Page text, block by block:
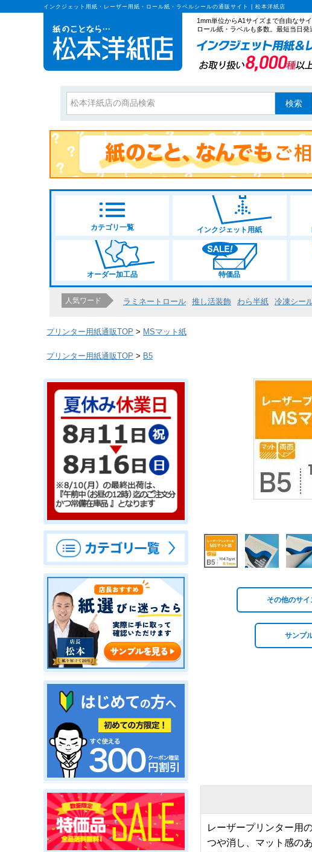
インクジェット用紙・レーザー用紙・ロール紙・ラベルシールの通販サイト | 松本洋紙店
1mm単位からA1サイズまで自由なサ
ロール紙・ラベルも多数。最短当日発
検索
カテゴリ一覧 インクジェット用紙
オーダー加工品 特価品
人気ワード ラミネートロール 推し活装飾 わら半紙 冷凍シー
プリンター用紙通販TOP MSマット紙
プリンター用紙通販TOP B5
その他のサ
サンプ
レーザープリンター用
つや消し、マット感の